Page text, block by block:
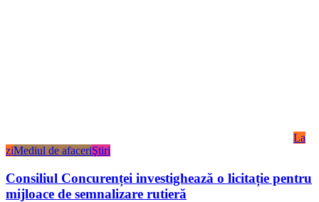
La
ziMediul de afaceriŞtiri
Consiliul Concurenței investighează o licitație pentru
mijloace de semnalizare rutieră